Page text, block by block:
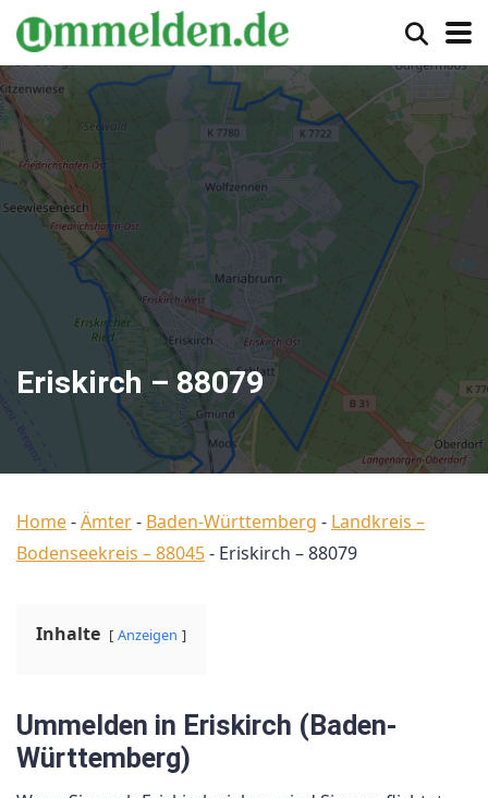
Eriskirch – 88079
Home-Ämter- Baden-Württemberg - Landkreis –
Bodenseekreis – 88045- Eriskirch – 88079
Inhalte Anzeigen
Ummelden in Eriskirch (Baden-
Württemberg)